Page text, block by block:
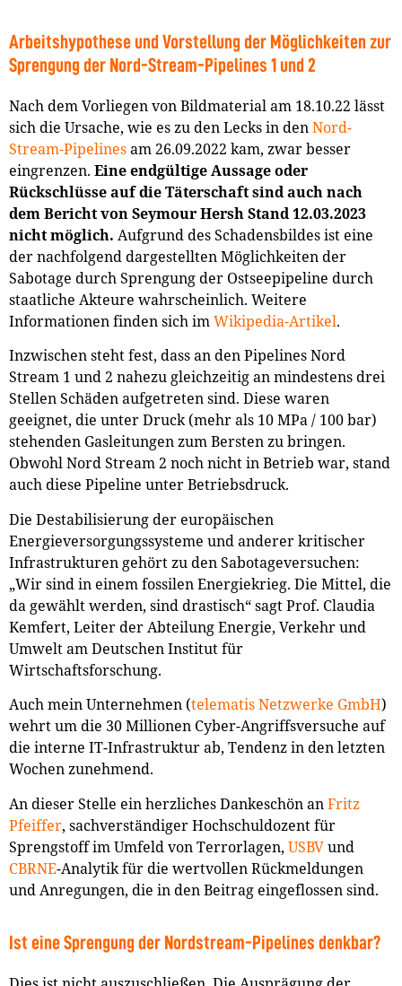
Arbeitshypothese und Vorstellung der Möglichkeiten zur
Sprengung der Nord-Stream-Pipelines 1 und 2
Nach dem Vorliegen von Bildmaterial am 18.10.22 lässt
sich die Ursache, wie es zu den Lecks in denNord-
Stream-Pipelinesam 26.09.2022 kam, zwar besser
eingrenzen. Eine endgültige Aussage oder
Rückschlüsse auf die Täterschaft sind auch nach
dem Bericht von Seymour Hersh Stand 12.03.2023
nicht möglich. Aufgrund des Schadensbildes ist eine
der nachfolgend dargestellten Möglichkeiten der
Sabotage durch Sprengung der Ostseepipeline durch
staatliche Akteure wahrscheinlich. Weitere
Informationen finden sich imWikipedia-Artikel.
Inzwischen steht fest, dass an den Pipelines Nord
Stream 1 und 2 nahezu gleichzeitig an mindestens drei
Stellen Schäden aufgetreten sind. Diese waren
geeignet, die unter Druck (mehr als 10 MPa / 100 bar)
stehenden Gasleitungen zum Bersten zu bringen.
Obwohl Nord Stream 2 noch nicht in Betrieb war, stand
auch diese Pipeline unter Betriebsdruck.
Die Destabilisierung der europäischen
Energieversorgungssysteme und anderer kritischer
Infrastrukturen gehört zu den Sabotageversuchen:
„Wir sind in einem fossilen Energiekrieg. Die Mittel, die
da gewählt werden, sind drastisch“ sagt Prof. Claudia
Kemfert, Leiter der Abteilung Energie, Verkehr und
Umwelt am Deutschen Institut für
Wirtschaftsforschung.
Auch mein Unternehmen (telematis Netzwerke GmbH)
wehrt um die 30 Millionen Cyber-Angriffsversuche auf
die interne IT-Infrastruktur ab, Tendenz in den letzten
Wochen zunehmend.
An dieser Stelle ein herzliches Dankeschön anFritz
Pfeiffer, sachverständiger Hochschuldozent für
Sprengstoff im Umfeld von Terrorlagen, USBVund
CBRNE-Analytik für die wertvollen Rückmeldungen
und Anregungen, die in den Beitrag eingeflossen sind.
Ist eine Sprengung der Nordstream-Pipelines denkbar?​